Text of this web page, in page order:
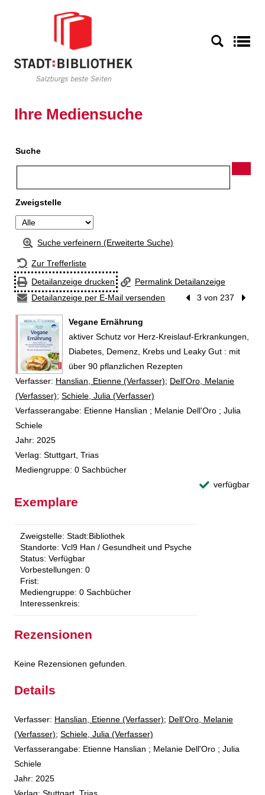
Ihre Mediensuche
Suche
Zweigstelle
Suche verfeinern (Erweiterte Suche)
Zur Trefferliste
Detailanzeige drucken
Permalink Detailanzeige
Detailanzeige per E-Mail versenden
Vorheriger Treffer
3 von 237
Vegane Ernährung
aktiver Schutz vor Herz-Kreislauf-Erkrankungen,
Diabetes, Demenz, Krebs und Leaky Gut : mit
über 90 pflanzlichen Rezepten
Verfasser: Suche nach diesem Verfasser
Hanslian, Etienne (Verfasser); Dell'Oro, Melanie
(Verfasser); Schiele, Julia (Verfasser)
Verfasserangabe: Etienne Hanslian ; Melanie Dell'Oro ; Julia
Schiele
Jahr: 2025
Verlag: Stuttgart, Trias
Mediengruppe: 0 Sachbücher
verfügbar
Exemplare
Zweigstelle: Stadt:Bibliothek
Standorte: Vcl9 Han / Gesundheit und Psyche
Status: Verfügbar
Vorbestellungen: 0
Frist:
Mediengruppe: 0 Sachbücher
Interessenkreis:
Rezensionen
Keine Rezensionen gefunden.
Details
Verfasser: Suche nach diesem Verfasser
Hanslian, Etienne (Verfasser); Dell'Oro, Melanie
(Verfasser); Schiele, Julia (Verfasser)
Verfasserangabe: Etienne Hanslian ; Melanie Dell'Oro ; Julia
Schiele
Jahr: 2025